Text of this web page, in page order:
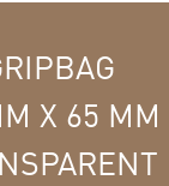
X 65 MM